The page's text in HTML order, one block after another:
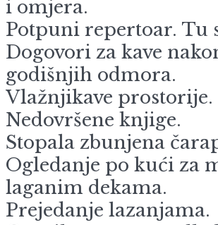
i omjera.
Potpuni repertoar. Tu
Dogovori za kave
godišnjih odmora.
Vlažnjikave prostorije.
Nedovršene knjige.
Stopala zbunjena
Ogledanje po kući za
laganim dekama.
Prejedanje lazanjama.